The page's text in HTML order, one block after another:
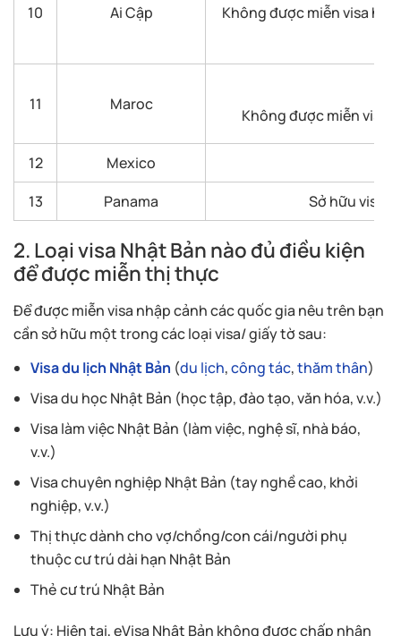
10 Ai Cập Không được miễn visa
11 Maroc
Không được miễn visa
12
Mexico
13
Panama Sở hữu visa
2. Loại visa Nhật Bản nào đủ điều kiện
để được miễn thị thực
Để được miễn visa nhập cảnh các quốc gia nêu trên bạn
cần sở hữu một trong các loại visa/ giấy tờ sau:
Visa du lịch Nhật Bản (du lịch,công tác,thăm thân)
Visa du học Nhật Bản (học tập, đào tạo, văn hóa, v.v.)
Visa làm việc Nhật Bản (làm việc, nghệ sĩ, nhà báo,
v.v.)
Visa chuyên nghiệp Nhật Bản (tay nghề cao, khởi
nghiệp, v.v.)
Thị thực dành cho vợ/chồng/con cái/người phụ
thuộc cư trú dài hạn Nhật Bản
Thẻ cư trú Nhật Bản
Lưu ý: Hiện tại, eVisa Nhật Bản không được chấp nhận